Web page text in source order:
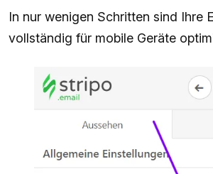
In nur wenigen Schritten sind Ihre
vollständig für mobile Geräte